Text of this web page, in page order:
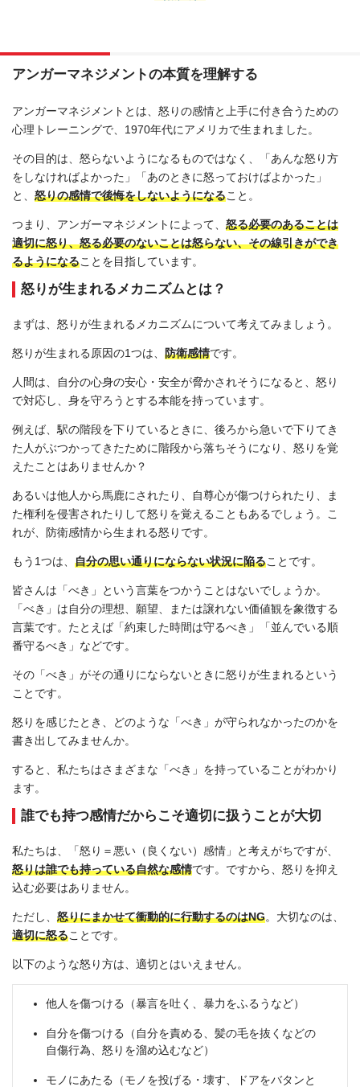
アンガーマネジメントの本質を理解する
アンガーマネジメントとは、怒りの感情と上手に付き合うための
心理トレーニングで、1970年代にアメリカで生まれました。
その目的は、怒らないようになるものではなく、「あんな怒り方
をしなければよかった」「あのときに怒っておけばよかった」
と、 怒りの感情で後悔をしないようになること。
つまり、アンガーマネジメントによって、 怒る必要のあることは
適切に怒り、怒る必要のないことは怒らない、その線引きができ
るようになることを目指しています。
怒りが生まれるメカニズムとは？
まずは、怒りが生まれるメカニズムについて考えてみましょう。
怒りが生まれる原因の1つは、 防衛感情です。
人間は、自分の心身の安心・安全が脅かされそうになると、怒り
で対応し、身を守ろうとする本能を持っています。
例えば、駅の階段を下りているときに、後ろから急いで下りてき
た人がぶつかってきたために階段から落ちそうになり、怒りを覚
えたことはありませんか？
あるいは他人から馬鹿にされたり、自尊心が傷つけられたり、ま
た権利を侵害されたりして怒りを覚えることもあるでしょう。こ
れが、防衛感情から生まれる怒りです。
もう1つは、 自分の思い通りにならない状況に陥ることです。
皆さんは「べき」という言葉をつかうことはないでしょうか。
「べき」は自分の理想、願望、または譲れない価値観を象徴する
言葉です。たとえば「約束した時間は守るべき」「並んでいる順
番守るべき」などです。
その「べき」がその通りにならないときに怒りが生まれるという
ことです。
怒りを感じたとき、どのような「べき」が守られなかったのかを
書き出してみませんか。
すると、私たちはさまざまな「べき」を持っていることがわかり
ます。
誰でも持つ感情だからこそ適切に扱うことが大切
私たちは、「怒り＝悪い（良くない）感情」と考えがちですが、
怒りは誰でも持っている自然な感情です。ですから、怒りを抑え
込む必要はありません。
ただし、 怒りにまかせて衝動的に行動するのはNG。大切なのは、
適切に怒ることです。
以下のような怒り方は、適切とはいえません。
他人を傷つける（暴言を吐く、暴力をふるうなど）
自分を傷つける（自分を責める、髪の毛を抜くなどの
自傷行為、怒りを溜め込むなど）
モノにあたる（モノを投げる・壊す、ドアをバタンと